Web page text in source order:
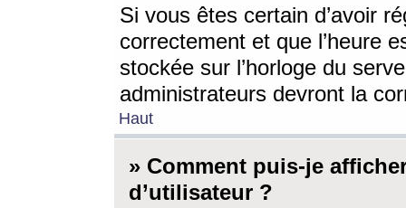
Si vous êtes certain d’avoir
correctement et que l’heure
stockée sur l’horloge du
administrateurs devront la
Haut
» Comment puis-je
d’utilisateur ?